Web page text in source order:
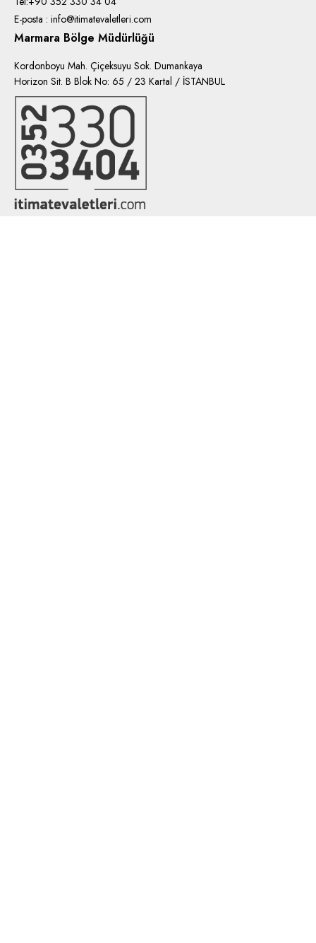
E-posta : info@itimatevaletleri.com
Marmara Bölge Müdürlüğü
Kordonboyu Mah. Çiçeksuyu Sok. Dumankaya
Horizon Sit. B Blok No: 65 / 23 Kartal / İSTANBUL